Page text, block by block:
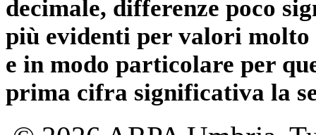
decimale, differenze poco
più evidenti per valori
e in modo particolare per
prima cifra significativa la